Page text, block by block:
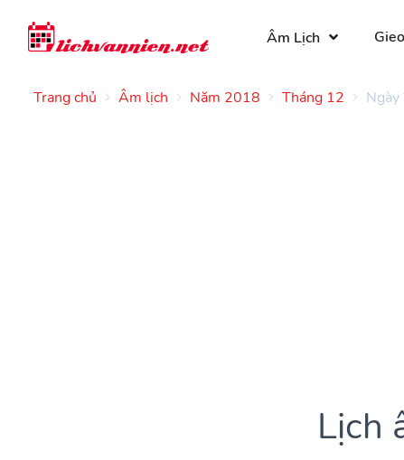
Âm Lịch
Trang chủ Âm lịch Năm 2018 Tháng 12 Ngày
Lịch